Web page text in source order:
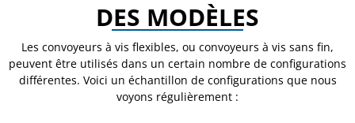
DES MODÈLES
Les convoyeurs à vis flexibles, ou convoyeurs à vis sans fin,
peuvent être utilisés dans un certain nombre de configurations
différentes. Voici un échantillon de configurations que nous
voyons régulièrement :